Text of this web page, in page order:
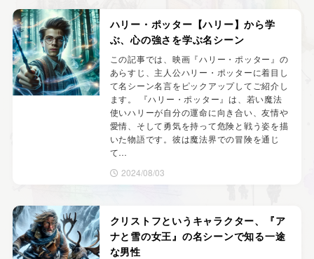
ハリー・ポッター【ハリー】から学
ぶ、心の強さを学ぶ名シーン
この記事では、映画『ハリー・ポッター』の
あらすじ、主人公ハリー・ポッターに着目し
て名シーン名言をピックアップしてご紹介し
ます。 『ハリー・ポッター』は、若い魔法
使いハリーが自分の運命に向き合い、友情や
愛情、そして勇気を持って危険と戦う姿を描
いた物語です。彼は魔法界での冒険を通じ
て…
2024/08/03
クリストフというキャラクター、『ア
ナと雪の女王』の名シーンで知る一途
な男性